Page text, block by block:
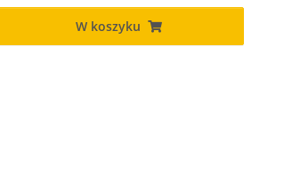
W koszyku